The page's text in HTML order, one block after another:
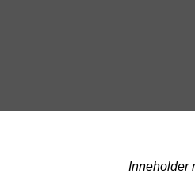
Inneholder